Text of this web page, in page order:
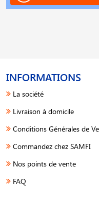
INFORMATIONS
La société
Livraison à domicile
Conditions Générales de
Commandez chez SAMFI
Nos points de vente
FAQ